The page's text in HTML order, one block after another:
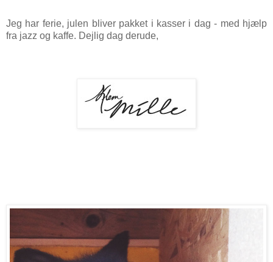
Jeg har ferie, julen bliver pakket i kasser i dag - med hjælp
fra jazz og kaffe. Dejlig dag derude,